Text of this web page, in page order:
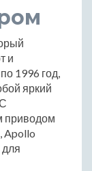
и
1996 год,
яркий
приводом
Apollo
для